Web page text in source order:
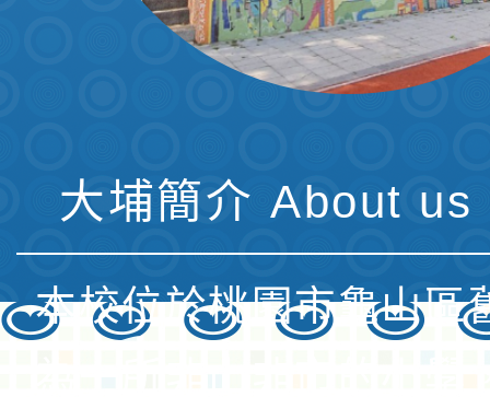
大埔簡介 About us
本校位於桃園市龜山區